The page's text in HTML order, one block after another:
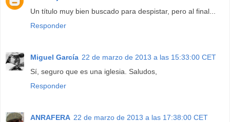
Un título muy bien buscado para despistar, pero al final...
Responder
Miguel García 22 de marzo de 2013 a las 15:33:00 CET
Sí, seguro que es una iglesia. Saludos,
Responder
ANRAFERA 22 de marzo de 2013 a las 17:38:00 CET